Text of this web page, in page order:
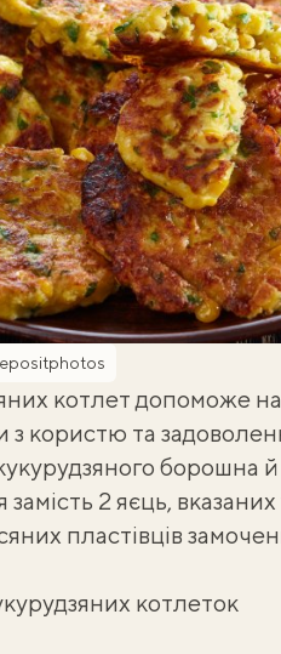
котлет допоможе
з користю та
борошна
2 яєць, вказаних
пластівців
котлеток